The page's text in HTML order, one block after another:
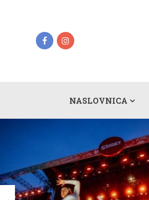
NASLOVNICA